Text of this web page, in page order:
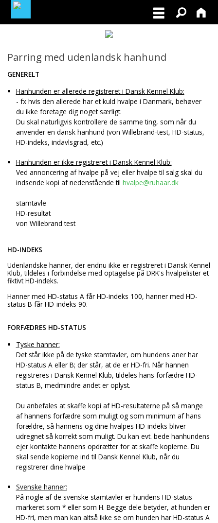
BLIV MEDLEM
Parring med udenlandsk hanhund
GENERELT
Hanhunden er allerede registreret i Dansk Kennel Klub:
- fx hvis den allerede har et kuld hvalpe i Danmark, behøver
du ikke foretage dig noget særligt.
Du skal naturligvis kontrollere de samme ting, som når du
anvender en dansk hanhund (von Willebrand-test, HD-status,
HD-indeks, indavlsgrad, etc.)
Hanhunden er ikke registreret i Dansk Kennel Klub:
Ved annoncering af hvalpe på vej eller hvalpe til salg skal du
indsende kopi af nedenstående til hvalpe@ruhaar.dk
stamtavle
HD-resultat
von Willebrand test
HD-INDEKS
Udenlandske hanner, der endnu ikke er registreret i Dansk Kennel
Klub, tildeles i forbindelse med optagelse på DRK's hvalpelister et
fiktivt HD-indeks.
Hanner med HD-status A får HD-indeks 100, hanner med HD-
status B får HD-indeks 90.
FORFÆDRES HD-STATUS
Tyske hanner:
Det står ikke på de tyske stamtavler, om hundens aner har
HD-status A eller B; der står, at de er HD-fri. Når hannen
registreres i Dansk Kennel Klub, tildeles hans forfædre HD-
status B, medmindre andet er oplyst.
Du anbefales at skaffe kopi af HD-resultaterne på så mange
af hannens forfædre som muligt og som minimum af hans
forældre, så hannens og dine hvalpes HD-indeks bliver
udregnet så korrekt som muligt. Du kan evt. bede hanhundens
ejer kontakte hannens opdrætter for at skaffe kopierne. Du
skal sende kopierne ind til Dansk Kennel Klub, når du
registrerer dine hvalpe
Svenske hanner:
På nogle af de svenske stamtavler er hundens HD-status
markeret som * eller som H. Begge dele betyder, at hunden er
HD-fri, men man kan altså ikke se om hunden har HD-status A